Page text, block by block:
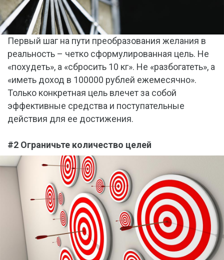
Первый шаг на пути преобразования желания в
реальность – четко сформулированная цель. Не
«похудеть», а «сбросить 10 кг». Не «разбогатеть», а
«иметь доход в 100000 рублей ежемесячно».
Только конкретная цель влечет за собой
эффективные средства и поступательные
действия для ее достижения.
#2 Ограничьте количество целей